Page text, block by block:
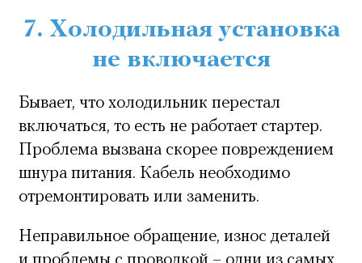
7. Холодильная установка
не включается
Бывает, что холодильник перестал
включаться, то есть не работает стартер.
Проблема вызвана скорее повреждением
шнура питания. Кабель необходимо
отремонтировать или заменить.
Неправильное обращение, износ деталей